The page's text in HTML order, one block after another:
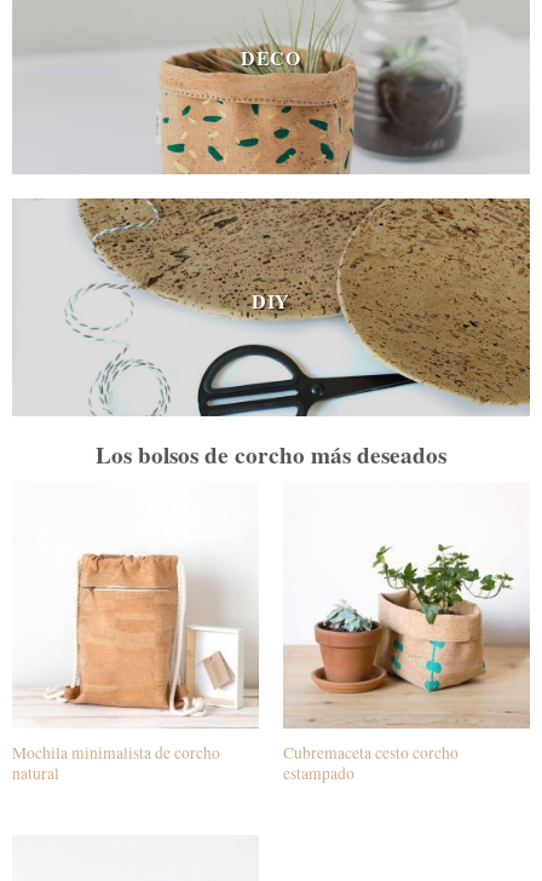
DECO
DIY
Los bolsos de corcho más deseados
Mochila minimalista de corcho
natural
Cubremaceta cesto corcho
estampado